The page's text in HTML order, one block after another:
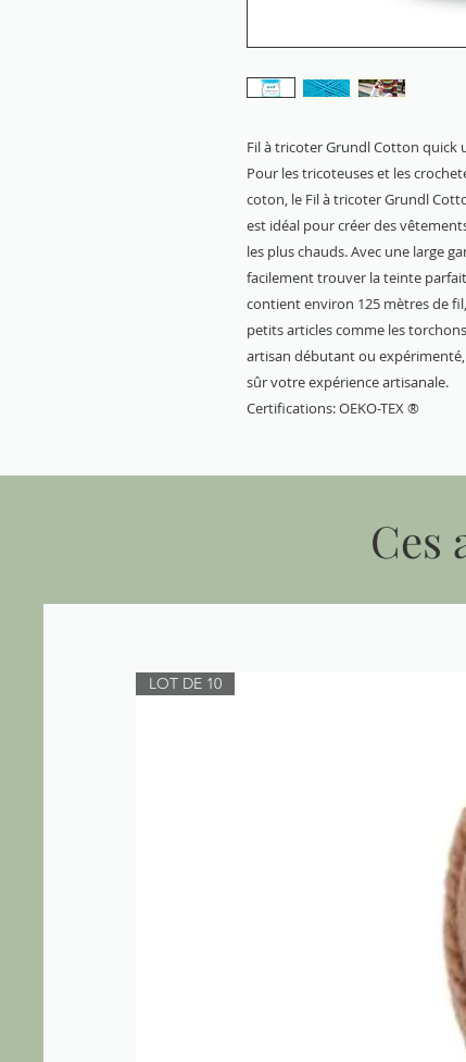
Fil à tricoter Grundl Cotton quick
Pour les tricoteuses et les
coton, le Fil à tricoter Grundl
est idéal pour créer des
les plus chauds. Avec une large
facilement trouver la teinte
contient environ 125 mètres de
petits articles comme les
artisan débutant ou
sûr votre expérience artisanale.
Certifications: OEKO-TEX ®
Ces
LOT DE 10